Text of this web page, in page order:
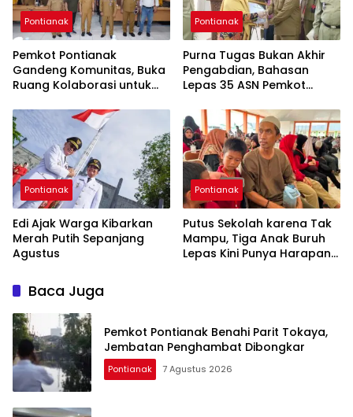
Pontianak
Pemkot Pontianak
Gandeng Komunitas, Buka
Ruang Kolaborasi untuk
Pontianak
Purna Tugas Bukan Akhir
Pengabdian, Bahasan
Lepas 35 ASN Pemkot
Pontianak
Edi Ajak Warga Kibarkan
Merah Putih Sepanjang
Agustus
Pontianak
Putus Sekolah karena Tak
Mampu, Tiga Anak Buruh
Lepas Kini Punya Harapan
Baca Juga
Pemkot Pontianak Benahi Parit Tokaya,
Jembatan Penghambat Dibongkar
Pontianak 7 Agustus 2026